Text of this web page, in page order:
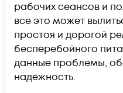
рабочих сеансов и
все это может
простоя и дорогой
бесперебойного
данные проблемы,
надежность.